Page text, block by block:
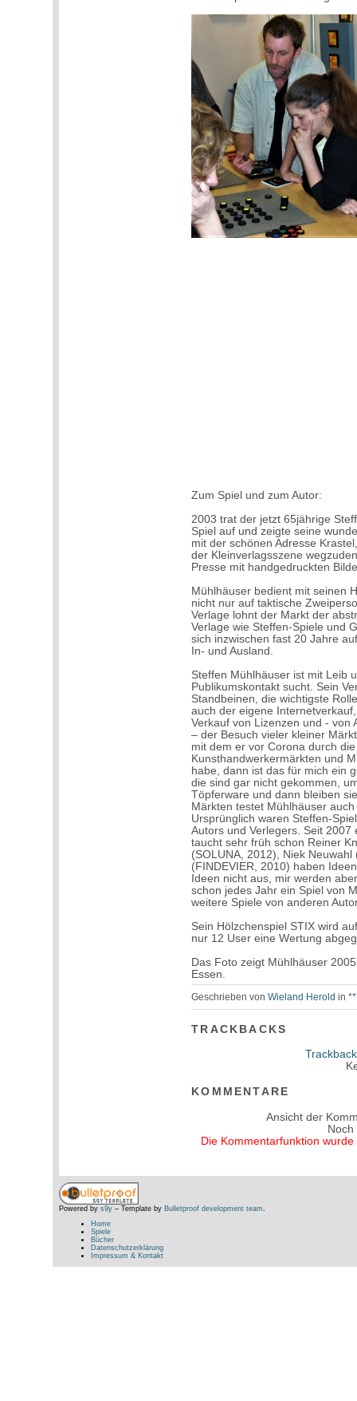
Zum Spiel und zum Autor:
2003 trat der jetzt 65jährige
Spiel auf und zeigte seine
mit der schönen Adresse
der Kleinverlagsszene
Presse mit handgedruckten
Mühlhäuser bedient mit seinen
nicht nur auf taktische
Verlage lohnt der Markt der
Verlage wie Steffen-Spiele und
sich inzwischen fast 20 Jahre
In- und Ausland.
Steffen Mühlhäuser ist mit Leib
Publikumskontakt sucht. Sein
Standbeinen, die wichtigste
auch der eigene
Verkauf von Lizenzen und - von
– der Besuch vieler kleiner
mit dem er vor Corona durch
Kunsthandwerkermärkten und
habe, dann ist das für mich ein
die sind gar nicht gekommen,
Töpferware und dann bleiben
Märkten testet Mühlhäuser
Ursprünglich waren Steffen-
Autors und Verlegers. Seit
taucht sehr früh schon Reiner
(SOLUNA, 2012), Niek
(FINDEVIER, 2010) haben
Ideen nicht aus, mir werden
schon jedes Jahr ein Spiel von
weitere Spiele von anderen
Sein Hölzchenspiel STIX wird
nur 12 User eine Wertung
Das Foto zeigt Mühlhäuser
Essen.
Geschrieben vonWieland Herold in
TRACKBACKS
KOMMENTARE
Ansicht der
Die Kommentarfunktion
Powered by s9y– Template by Bulletproof development team.
Home
Spiele
Bücher
Datenschutzerklärung
Impressum & Kontakt